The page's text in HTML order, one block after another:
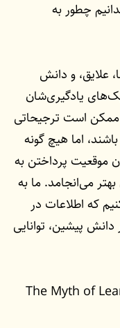
چطور به
علایق، و دانش
یادگیری‌شان
ممکن است ترجیحاتی
اما هیچ گونه
موقعیت پرداختن به
می‌انجامد. ما به
که اطلاعات در
پیشین، توانایی
The Myth of